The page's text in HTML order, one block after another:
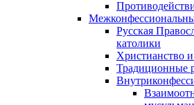
Русская
католики
Христианство
Традиционные